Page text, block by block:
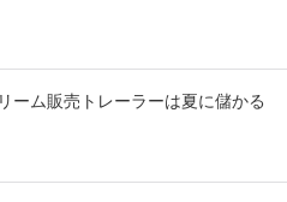
ーム販売トレーラーは夏に儲かる